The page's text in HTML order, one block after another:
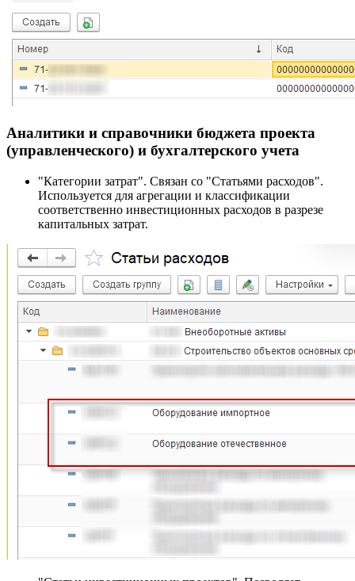
Аналитики и справочники бюджета проекта
(управленческого) и бухгалтерского учета
"Категории затрат". Связан со "Статьями расходов".
Используется для агрегации и классификации
соответственно инвестиционных расходов в разрезе
капитальных затрат.